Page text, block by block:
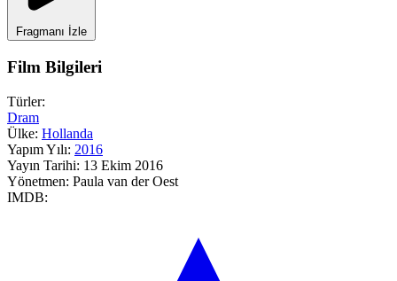
Fragmanı İzle
Film Bilgileri
Türler:
Dram
Ülke: Hollanda
Yapım Yılı: 2016
Yayın Tarihi: 13 Ekim 2016
Yönetmen: Paula van der Oest
IMDB: